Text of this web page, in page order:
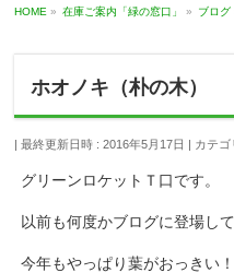
HOME » 在庫ご案内「緑の窓口」 » ブログ
ホオノキ（朴の木）
最終更新日時 : 2016年5月17日 カテゴ
グリーンロケットＴ口です。
以前も何度かブログに登場し
今年もやっぱり葉がおっきい！